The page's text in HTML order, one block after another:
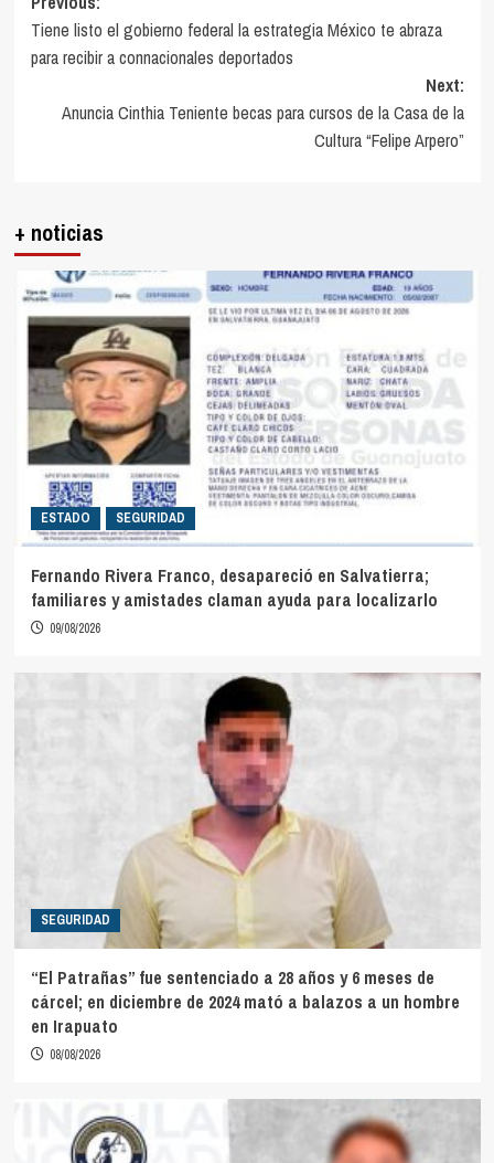
navigation
Tiene listo el gobierno federal la estrategia México te abraza
para recibir a connacionales deportados
Next:
Anuncia Cinthia Teniente becas para cursos de la Casa de la
Cultura “Felipe Arpero”
+ noticias
ESTADO SEGURIDAD
Fernando Rivera Franco, desapareció en Salvatierra;
familiares y amistades claman ayuda para localizarlo
09/08/2026
SEGURIDAD
“El Patrañas” fue sentenciado a 28 años y 6 meses de
cárcel; en diciembre de 2024 mató a balazos a un hombre
en Irapuato
08/08/2026